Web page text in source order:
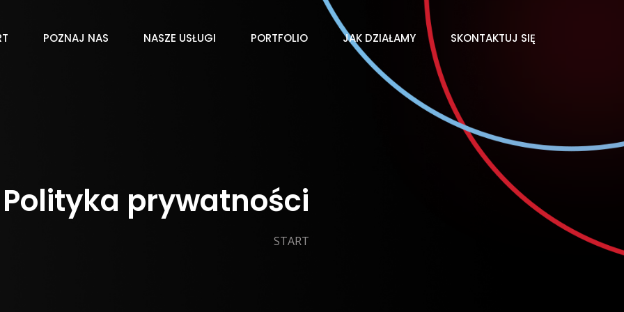
POZNAJ NAS NASZE USŁUGI PORTFOLIO JAK DZIAŁAMY SKONTAKTUJ SIĘ
Polityka prywatności
START